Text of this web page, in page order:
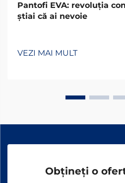
Pantofi EVA: revoluția
știai că ai nevoie
VEZI MAI MULT
Obțineți o